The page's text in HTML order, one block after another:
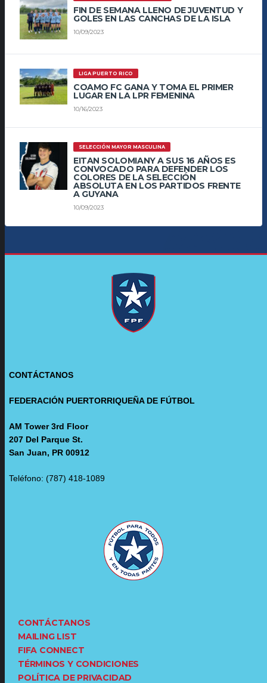
FIN DE SEMANA LLENO DE JUVENTUD Y
GOLES EN LAS CANCHAS DE LA ISLA
10/09/2023
LIGA PUERTO RICO
COAMO FC GANA Y TOMA EL PRIMER
LUGAR EN LA LPR FEMENINA
10/16/2023
SELECCIÓN MAYOR MASCULINA
EITAN SOLOMIANY A SUS 16 AÑOS ES
CONVOCADO PARA DEFENDER LOS
COLORES DE LA SELECCIÓN
ABSOLUTA EN LOS PARTIDOS FRENTE
A GUYANA
10/09/2023
CONTÁCTANOS
FEDERACIÓN PUERTORRIQUEÑA DE FÚTBOL
AM Tower 3rd Floor
207 Del Parque St.
San Juan, PR 00912
Teléfono: (787) 418-1089
CONTÁCTANOS
MAILING LIST
FIFA CONNECT
TÉRMINOS Y CONDICIONES
POLÍTICA DE PRIVACIDAD